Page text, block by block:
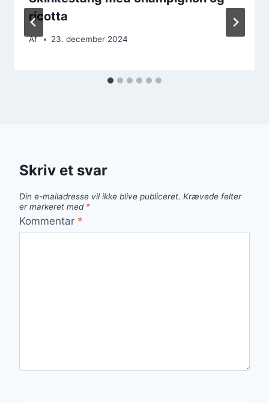
ricotta
Af 23. december 2024
Skriv et svar
Din e-mailadresse vil ikke blive publiceret. Krævede felter
er markeret med *
Kommentar *